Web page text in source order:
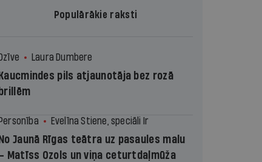
Populārākie raksti
Dzīve Laura Dumbere
Kaucmindes pils atjaunotāja bez rozā
brillēm
Personība Evelīna Stiene, speciāli Ir
No Jaunā Rīgas teātra uz pasaules malu
Matīss Ozols un viņa ceturtdaļmūža